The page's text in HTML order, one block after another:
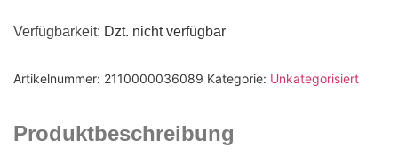
Verfügbarkeit: Dzt. nicht verfügbar
Artikelnummer: 2110000036089 Kategorie: Unkategorisiert
Produktbeschreibung